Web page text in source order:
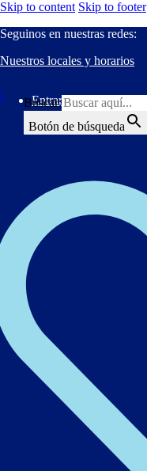
Skip to content Skip to footer
Seguinos en nuestras redes:
Nuestros locales y horarios
Entrar
Buscar:
Botón de búsqueda